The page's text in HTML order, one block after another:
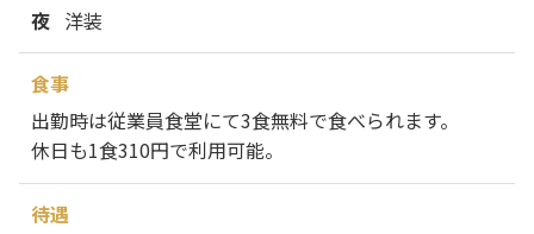
夜 洋装
食事
出勤時は従業員食堂にて3食無料で食べられます。
休日も1食310円で利用可能。
待遇